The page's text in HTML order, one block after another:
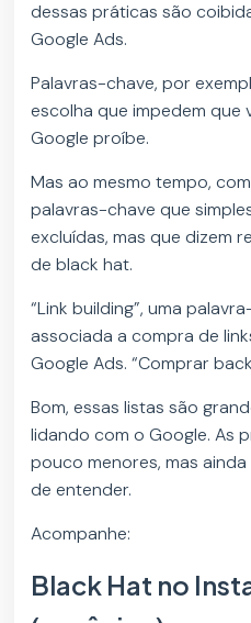
dessas práticas são
Google Ads.
Palavras-chave, por
escolha que impedem que
Google proíbe.
Mas ao mesmo tempo,
palavras-chave que
excluídas, mas que dizem
de black hat.
“Link building”, uma
associada a compra de
Google Ads. “Comprar
Bom, essas listas são
lidando com o Google. As
pouco menores, mas
de entender.
Acompanhe:
Black Hat no